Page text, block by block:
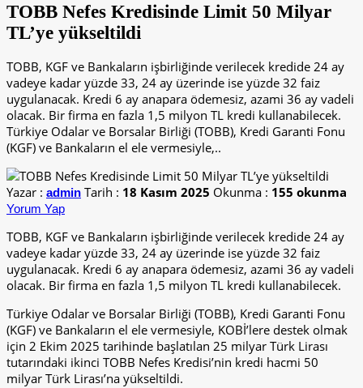
TOBB Nefes Kredisinde Limit 50 Milyar
TL’ye yükseltildi
TOBB, KGF ve Bankaların işbirliğinde verilecek kredide 24 ay
vadeye kadar yüzde 33, 24 ay üzerinde ise yüzde 32 faiz
uygulanacak. Kredi 6 ay anapara ödemesiz, azami 36 ay vadeli
olacak. Bir firma en fazla 1,5 milyon TL kredi kullanabilecek.
Türkiye Odalar ve Borsalar Birliği (TOBB), Kredi Garanti Fonu
(KGF) ve Bankaların el ele vermesiyle,..
Yazar : admin Tarih : 18 Kasım 2025 Okunma : 155 okunma
Yorum Yap
TOBB, KGF ve Bankaların işbirliğinde verilecek kredide 24 ay
vadeye kadar yüzde 33, 24 ay üzerinde ise yüzde 32 faiz
uygulanacak. Kredi 6 ay anapara ödemesiz, azami 36 ay vadeli
olacak. Bir firma en fazla 1,5 milyon TL kredi kullanabilecek.
Türkiye Odalar ve Borsalar Birliği (TOBB), Kredi Garanti Fonu
(KGF) ve Bankaların el ele vermesiyle, KOBİ’lere destek olmak
için 2 Ekim 2025 tarihinde başlatılan 25 milyar Türk Lirası
tutarındaki ikinci TOBB Nefes Kredisi’nin kredi hacmi 50
milyar Türk Lirası’na yükseltildi.